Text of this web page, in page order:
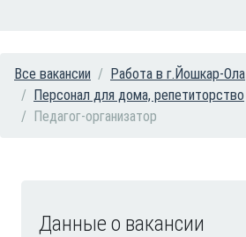
Все вакансии
Работа в г.Йошкар-Ола
Персонал для дома, репетиторство
Педагог-организатор
Данные о вакансии